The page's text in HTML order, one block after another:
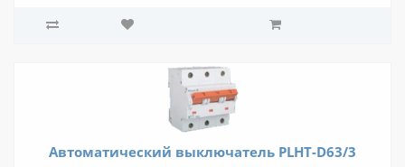
Автоматический выключатель PLHT-D63/3